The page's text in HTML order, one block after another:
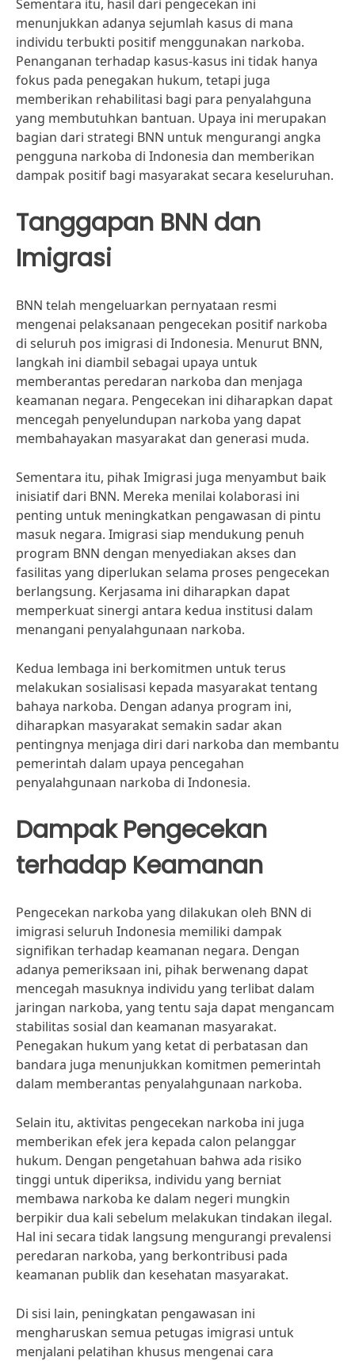
Sementara itu, hasil dari pengecekan ini
menunjukkan adanya sejumlah kasus di mana
individu terbukti positif menggunakan narkoba.
Penanganan terhadap kasus-kasus ini tidak hanya
fokus pada penegakan hukum, tetapi juga
memberikan rehabilitasi bagi para penyalahguna
yang membutuhkan bantuan. Upaya ini merupakan
bagian dari strategi BNN untuk mengurangi angka
pengguna narkoba di Indonesia dan memberikan
dampak positif bagi masyarakat secara keseluruhan.
Tanggapan BNN dan
Imigrasi
BNN telah mengeluarkan pernyataan resmi
mengenai pelaksanaan pengecekan positif narkoba
di seluruh pos imigrasi di Indonesia. Menurut BNN,
langkah ini diambil sebagai upaya untuk
memberantas peredaran narkoba dan menjaga
keamanan negara. Pengecekan ini diharapkan dapat
mencegah penyelundupan narkoba yang dapat
membahayakan masyarakat dan generasi muda.
Sementara itu, pihak Imigrasi juga menyambut baik
inisiatif dari BNN. Mereka menilai kolaborasi ini
penting untuk meningkatkan pengawasan di pintu
masuk negara. Imigrasi siap mendukung penuh
program BNN dengan menyediakan akses dan
fasilitas yang diperlukan selama proses pengecekan
berlangsung. Kerjasama ini diharapkan dapat
memperkuat sinergi antara kedua institusi dalam
menangani penyalahgunaan narkoba.
Kedua lembaga ini berkomitmen untuk terus
melakukan sosialisasi kepada masyarakat tentang
bahaya narkoba. Dengan adanya program ini,
diharapkan masyarakat semakin sadar akan
pentingnya menjaga diri dari narkoba dan membantu
pemerintah dalam upaya pencegahan
penyalahgunaan narkoba di Indonesia.
Dampak Pengecekan
terhadap Keamanan
Pengecekan narkoba yang dilakukan oleh BNN di
imigrasi seluruh Indonesia memiliki dampak
signifikan terhadap keamanan negara. Dengan
adanya pemeriksaan ini, pihak berwenang dapat
mencegah masuknya individu yang terlibat dalam
jaringan narkoba, yang tentu saja dapat mengancam
stabilitas sosial dan keamanan masyarakat.
Penegakan hukum yang ketat di perbatasan dan
bandara juga menunjukkan komitmen pemerintah
dalam memberantas penyalahgunaan narkoba.
Selain itu, aktivitas pengecekan narkoba ini juga
memberikan efek jera kepada calon pelanggar
hukum. Dengan pengetahuan bahwa ada risiko
tinggi untuk diperiksa, individu yang berniat
membawa narkoba ke dalam negeri mungkin
berpikir dua kali sebelum melakukan tindakan ilegal.
Hal ini secara tidak langsung mengurangi prevalensi
peredaran narkoba, yang berkontribusi pada
keamanan publik dan kesehatan masyarakat.
Di sisi lain, peningkatan pengawasan ini
mengharuskan semua petugas imigrasi untuk
menjalani pelatihan khusus mengenai cara